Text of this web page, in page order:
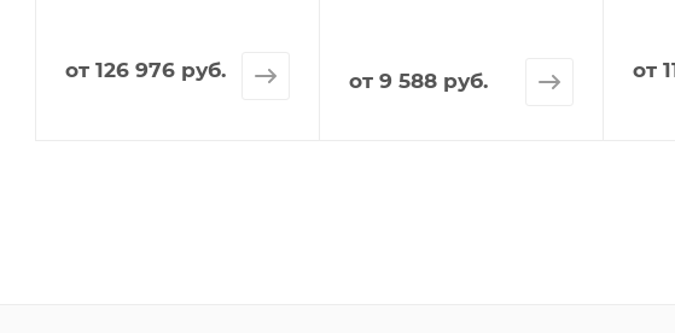
от 126 976 руб. от 9 588 руб. от